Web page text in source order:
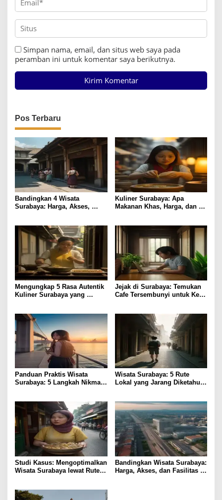
Simpan nama, email, dan situs web saya pada
peramban ini untuk komentar saya berikutnya.
Pos Terbaru
Bandingkan 4 Wisata
Surabaya: Harga, Akses,
Kuliner Surabaya: Apa
Makanan Khas, Harga, dan
Mengungkap 5 Rasa Autentik
Kuliner Surabaya yang
Jejak di Surabaya: Temukan
Cafe Tersembunyi untuk Kerja
Panduan Praktis Wisata
Surabaya: 5 Langkah Nikmati
Wisata Surabaya: 5 Rute
Lokal yang Jarang Diketahui
Studi Kasus: Mengoptimalkan
Wisata Surabaya lewat Rute
Bandingkan Wisata Surabaya:
Harga, Akses, dan Fasilitas